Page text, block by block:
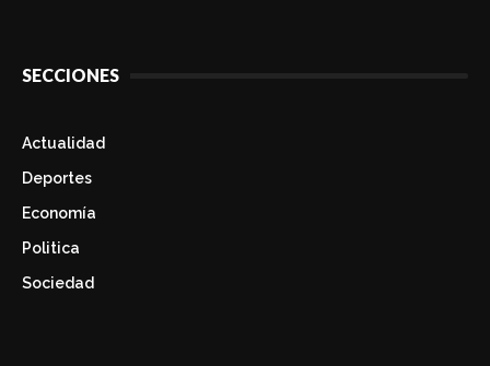
SECCIONES
Actualidad
Deportes
Economía
Politica
Sociedad